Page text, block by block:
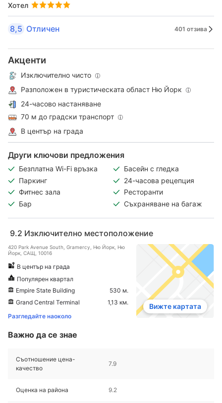
Хотел
8,5 Отличен 401 отзива
Акценти
Изключително чисто
Разположен в туристическата област Ню Йорк
24-часово настаняване
70 м до градски транспорт
В център на града
Други ключови предложения
Безплатна Wi-Fi връзка
Басейн с гледка
Паркинг
24-часова рецепция
Фитнес зала
Ресторанти
Бар
Съхраняване на багаж
9.2 Изключително местоположение
420 Park Avenue South, Gramercy, Ню Йорк, Ню
Йорк, САЩ, 10016
В център на града
Популярен квартал
Empire State Building
530 м.
Grand Central Terminal
1,13 км.
Разгледайте наоколо
Вижте картата
Важно да се знае
Съотношение цена-
качество
7.9
Оценка на района 9.2